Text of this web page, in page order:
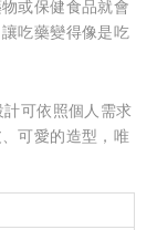
或保健食品就會
吃藥變得像是吃
可依照個人需求
可愛的造型，唯